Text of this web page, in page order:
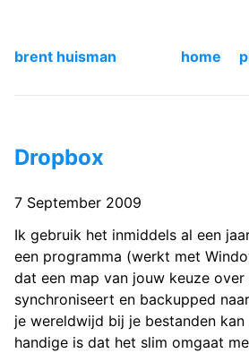
brent huisman home
Dropbox
7 September 2009
Ik gebruik het inmiddels al een
een programma (werkt met
dat een map van jouw keuze
synchroniseert en backupped
je wereldwijd bij je bestanden
handige is dat het slim omgaat